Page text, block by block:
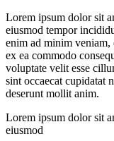
Lorem ipsum dolor sit
eiusmod tempor
enim ad minim
ex ea commodo
voluptate velit esse
sint occaecat cupidatat
deserunt mollit anim.
Lorem ipsum dolor sit
eiusmod